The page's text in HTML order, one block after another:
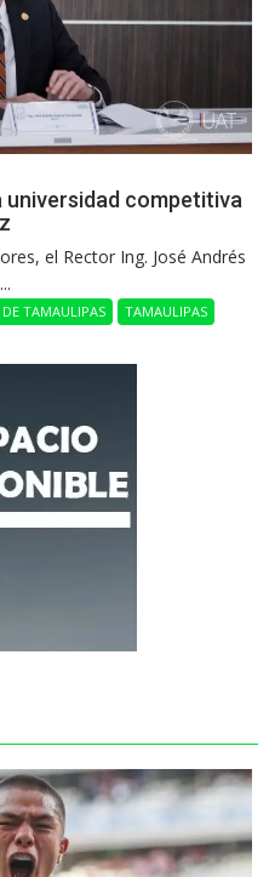
universidad competitiva
el Rector Ing. José Andrés
DE TAMAULIPAS
TAMAULIPAS